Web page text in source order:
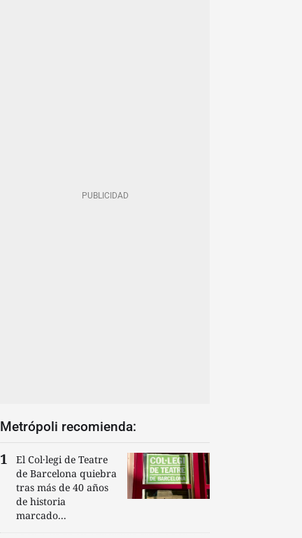
Metrópoli recomienda:
El Col·legi de Teatre
de Barcelona quiebra
tras más de 40 años
de historia
marcado...